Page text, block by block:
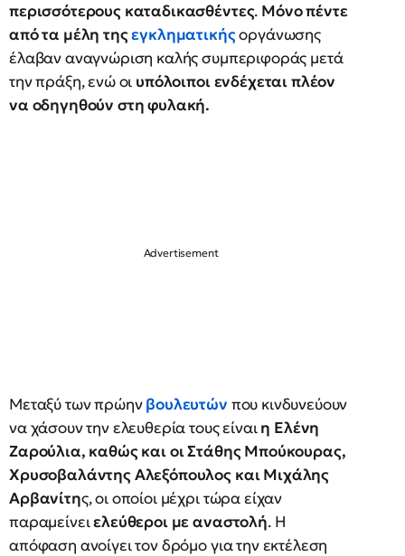
περισσότερους καταδικασθέντες. Μόνο πέντε
από τα μέλη τηςεγκληματικήςοργάνωσης
έλαβαν αναγνώριση καλής συμπεριφοράς μετά
την πράξη, ενώ οι υπόλοιποι ενδέχεται πλέον
να οδηγηθούν στη φυλακή.
Μεταξύ των πρώηνβουλευτών που κινδυνεύουν
να χάσουν την ελευθερία τους είναιη Ελένη
Ζαρούλια, καθώς και οι Στάθης Μπούκουρας,
Χρυσοβαλάντης Αλεξόπουλος και Μιχάλης
Αρβανίτης, οι οποίοι μέχρι τώρα είχαν
παραμείνειελεύθεροι με αναστολή. Η
απόφαση ανοίγει τον δρόμο για την εκτέλεση